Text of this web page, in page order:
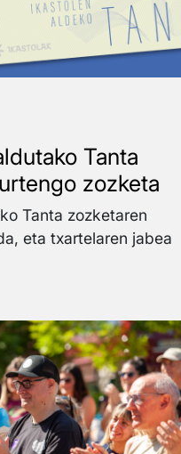
Tanta
zozketa
Tanta zozketaren
eta txartelaren jabea